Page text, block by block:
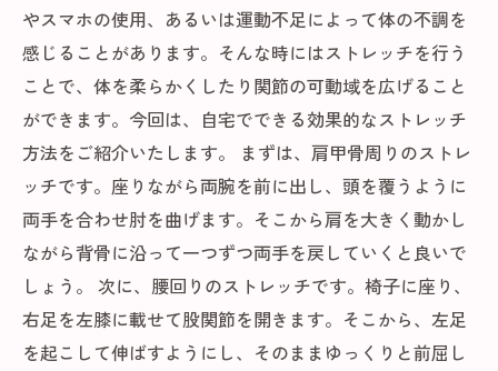
やスマホの使用、あるいは運動不足によって体の不調を
感じることがあります。そんな時にはストレッチを行う
ことで、体を柔らかくしたり関節の可動域を広げること
ができます。今回は、自宅でできる効果的なストレッチ
方法をご紹介いたします。 まずは、肩甲骨周りのストレ
ッチです。座りながら両腕を前に出し、頭を覆うように
両手を合わせ肘を曲げます。そこから肩を大きく動かし
ながら背骨に沿って一つずつ両手を戻していくと良いで
しょう。 次に、腰回りのストレッチです。椅子に座り、
右足を左膝に載せて股関節を開きます。そこから、左足
を起こして伸ばすようにし、そのままゆっくりと前屈し